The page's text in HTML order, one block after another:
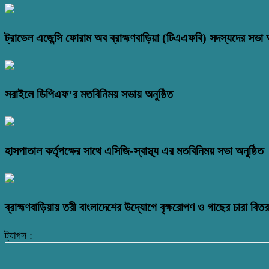
ট্রাভেল এজেন্সি ফোরাম অব ব্রাহ্মণবাড়িয়া (টিএএফবি) সদস্যদের সভা
সরাইলে ডিপিএফ’র মতবিনিময় সভায় অনুষ্ঠিত
হাসপাতাল কর্তৃপক্ষের সাথে এসিজি-স্বাস্থ্য এর মতবিনিময় সভা অনুষ্ঠিত
ব্রাহ্মণবাড়িয়ায় তরী বাংলাদেশের উদ্যোগে বৃক্ষরোপণ ও গাছের চারা
ট্যাগস :